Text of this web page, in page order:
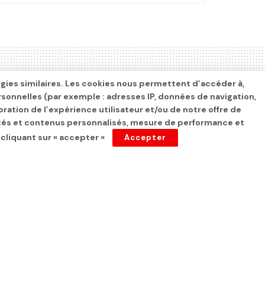
similaires. Les cookies nous permettent d’accéder à,
(par exemple : adresses IP, données de navigation,
de l’expérience utilisateur et/ou de notre offre de
et contenus personnalisés, mesure de performance et
sur « accepter »
Accepter